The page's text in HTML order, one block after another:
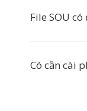
File SOU
Có cần cài